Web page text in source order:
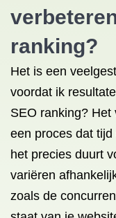
ranking?
Het is een
voordat ik
SEO ranking?
een proces dat
het precies duurt
variëren
zoals de